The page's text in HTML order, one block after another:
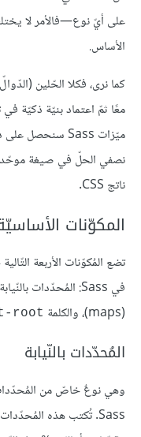
على أيّ نوع—فالأمر لا
الأساس.
كما نرى، فكلا الحّلين
معًا ثمّ اعتماد بنيّة ذكيّة
ناتج CSS.
المكوّنات
(maps)، والكلمة
root
المُحدّدات بالنّيابة
وهي نوعٌ خاصّ من